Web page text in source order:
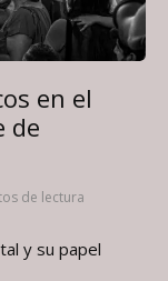
en el
de
de lectura
y su papel